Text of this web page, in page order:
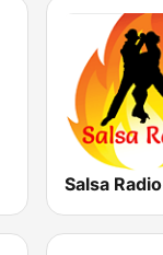
Salsa Radio